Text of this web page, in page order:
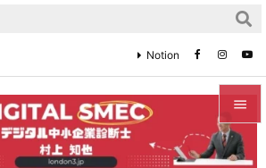


メニュ
Notion